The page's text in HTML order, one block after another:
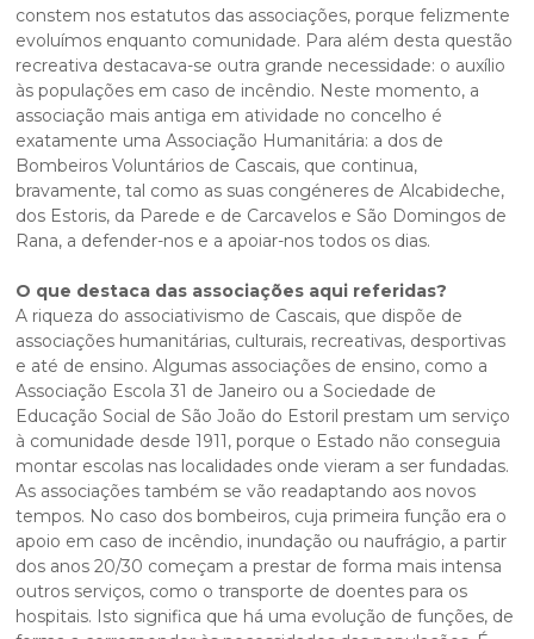
constem nos estatutos das associações, porque felizmente
evoluímos enquanto comunidade. Para além desta questão
recreativa destacava-se outra grande necessidade: o auxílio
às populações em caso de incêndio. Neste momento, a
associação mais antiga em atividade no concelho é
exatamente uma Associação Humanitária: a dos de
Bombeiros Voluntários de Cascais, que continua,
bravamente, tal como as suas congéneres de Alcabideche,
dos Estoris, da Parede e de Carcavelos e São Domingos de
Rana, a defender-nos e a apoiar-nos todos os dias.
O que destaca das associações aqui referidas?
A riqueza do associativismo de Cascais, que dispõe de
associações humanitárias, culturais, recreativas, desportivas
e até de ensino. Algumas associações de ensino, como a
Associação Escola 31 de Janeiro ou a Sociedade de
Educação Social de São João do Estoril prestam um serviço
à comunidade desde 1911, porque o Estado não conseguia
montar escolas nas localidades onde vieram a ser fundadas.
As associações também se vão readaptando aos novos
tempos. No caso dos bombeiros, cuja primeira função era o
apoio em caso de incêndio, inundação ou naufrágio, a partir
dos anos 20/30 começam a prestar de forma mais intensa
outros serviços, como o transporte de doentes para os
hospitais. Isto significa que há uma evolução de funções, de